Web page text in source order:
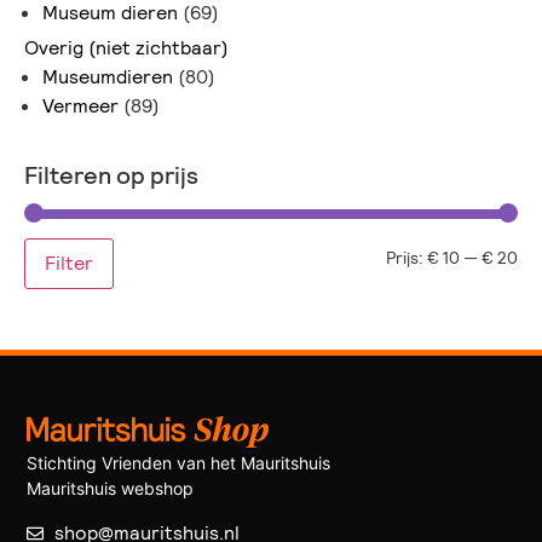
Museum dieren (69)
Overig (niet zichtbaar)
Museumdieren (80)
Vermeer (89)
Filteren op prijs
Filter Prijs: € 10 —€ 20
Stichting Vrienden van het Mauritshuis
Mauritshuis webshop
shop@mauritshuis.nl